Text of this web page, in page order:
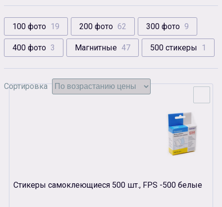
Аксессуары
100 фото 19 200 фото 62 300 фото 9
400 фото 3 Магнитные 47 500 стикеры 1
Сортировка
Стикеры самоклеющиеся 500 шт., FPS -500 белые